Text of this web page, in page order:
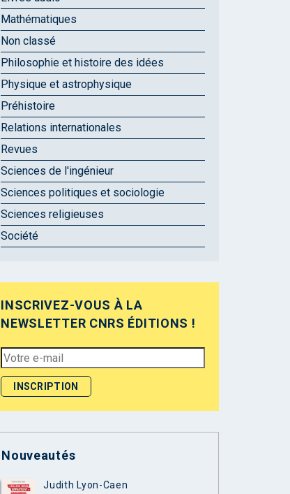
Mathématiques
Non classé
Philosophie et histoire des idées
Physique et astrophysique
Préhistoire
Relations internationales
Revues
Sciences de l'ingénieur
Sciences politiques et sociologie
Sciences religieuses
Société
INSCRIVEZ-VOUS À LA
NEWSLETTER CNRS ÉDITIONS !
Nouveautés
Judith Lyon-Caen